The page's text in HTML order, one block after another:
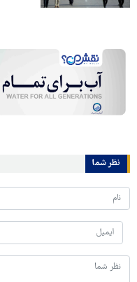
نظر شما